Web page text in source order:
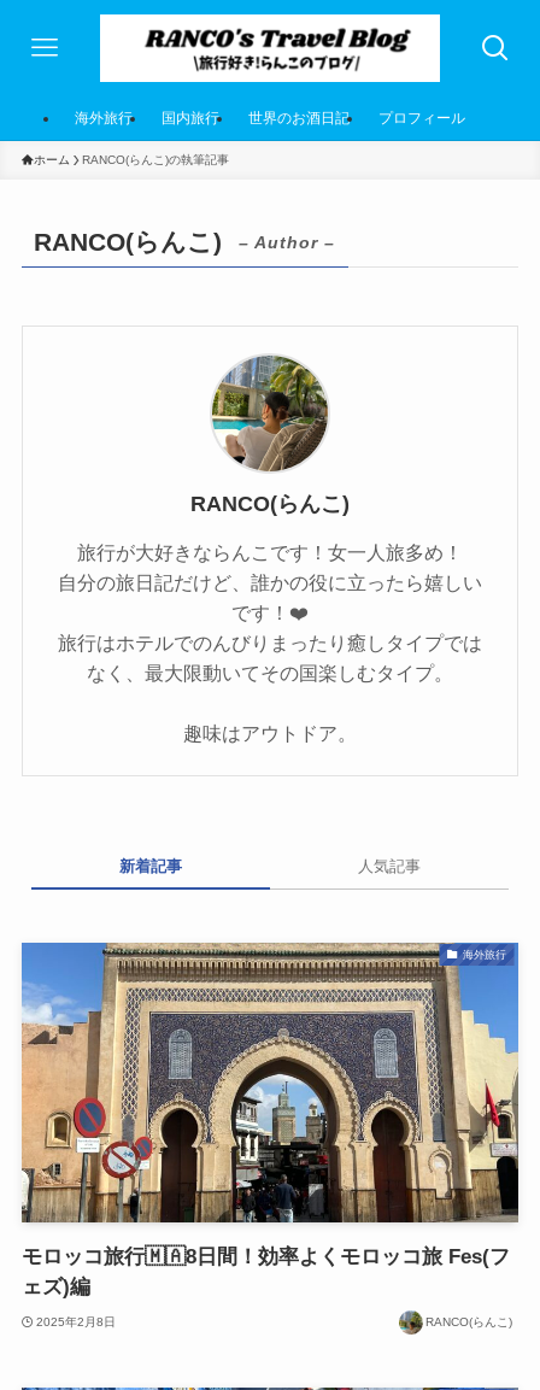
海外旅行 国内旅行 世界のお酒日記 プロフィール
ホーム RANCO(らんこ)の執筆記事
RANCO(らんこ) – Author –
RANCO(らんこ)
旅行が大好きならんこです！女一人旅多め！
自分の旅日記だけど、誰かの役に立ったら嬉しい
です！❤️
旅行はホテルでのんびりまったり癒しタイプでは
なく、最大限動いてその国楽しむタイプ。
趣味はアウトドア。
新着記事 人気記事
海外旅行
モロッコ旅行🇲🇦8日間！効率よくモロッコ旅 Fes(フ
ェズ)編
2025年2月8日 RANCO(らんこ)